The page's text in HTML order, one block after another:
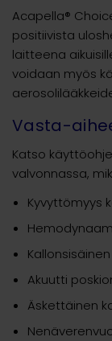
Acapella®
positiivista
laitteena
voidaan myös
Vasta-
Katso
valvonnassa,
Kyvyttömyys
Akuutti
Äskettäinen